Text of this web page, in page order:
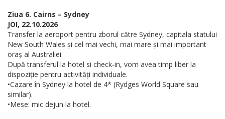
Ziua 6. Cairns – Sydney
JOI, 22.10.2026
Transfer la aeroport pentru zborul către Sydney, capitala statului
New South Wales și cel mai vechi, mai mare și mai important
oraș al Australiei.
După transferul la hotel si check-in, vom avea timp liber la
dispoziție pentru activități individuale.
•Cazare în Sydney la hotel de 4* (Rydges World Square sau
similar).
•Mese: mic dejun la hotel.